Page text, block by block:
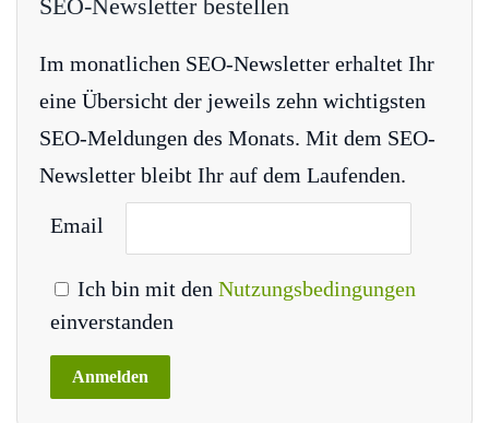
SEO-Newsletter bestellen
Im monatlichen SEO-Newsletter erhaltet Ihr
eine Übersicht der jeweils zehn wichtigsten
SEO-Meldungen des Monats. Mit dem SEO-
Newsletter bleibt Ihr auf dem Laufenden.
Email
Ich bin mit den Nutzungsbedingungen
einverstanden